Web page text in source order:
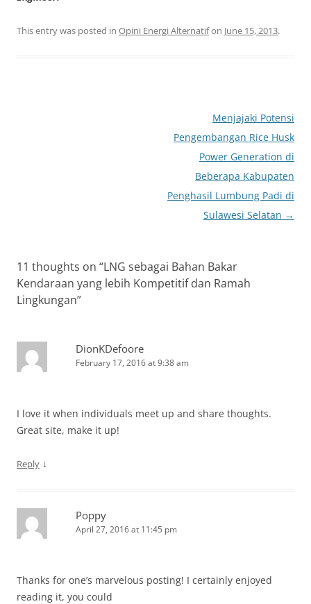
This entry was posted in Opini Energi Alternatifon June 15, 2013.
Menjajaki Potensi
Pengembangan Rice Husk
Power Generation di
Beberapa Kabupaten
Penghasil Lumbung Padi di
Sulawesi Selatan →
11 thoughts on “LNG sebagai Bahan Bakar
Kendaraan yang lebih Kompetitif dan Ramah
Lingkungan”
DionKDefoore
February 17, 2016 at 9:38 am
I love it when individuals meet up and share thoughts.
Great site, make it up!
Reply ↓
Poppy
April 27, 2016 at 11:45 pm
Thanks for one’s marvelous posting! I certainly enjoyed
reading it, you could